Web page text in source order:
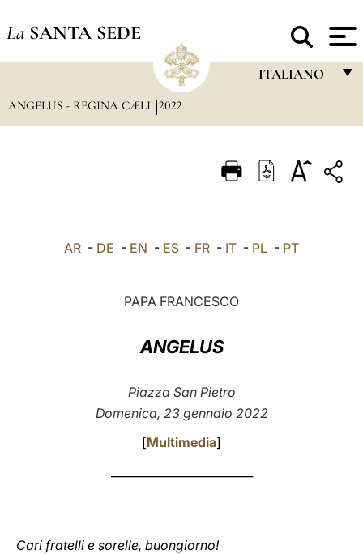
La SANTA SEDE
ITALIANO
ITALIANO
ANGELUS - REGINA CÆLI 2022
AR - DE - EN - ES - FR - IT - PL - PT
PAPA FRANCESCO
ANGELUS
Piazza San Pietro
Domenica, 23 gennaio 2022
[Multimedia]
Cari fratelli e sorelle, buongiorno!